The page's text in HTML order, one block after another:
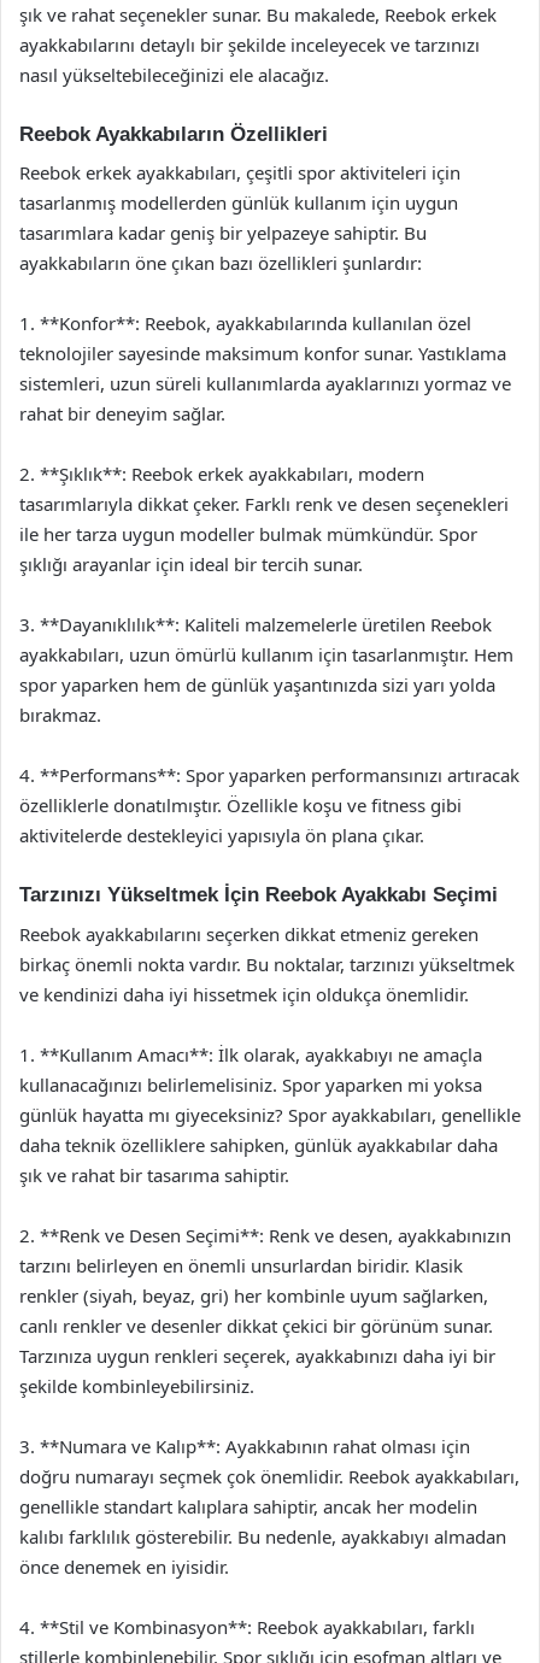
şık ve rahat seçenekler sunar. Bu makalede, Reebok erkek
ayakkabılarını detaylı bir şekilde inceleyecek ve tarzınızı
nasıl yükseltebileceğinizi ele alacağız.
Reebok Ayakkabıların Özellikleri
Reebok erkek ayakkabıları, çeşitli spor aktiviteleri için
tasarlanmış modellerden günlük kullanım için uygun
tasarımlara kadar geniş bir yelpazeye sahiptir. Bu
ayakkabıların öne çıkan bazı özellikleri şunlardır:
1. **Konfor**: Reebok, ayakkabılarında kullanılan özel
teknolojiler sayesinde maksimum konfor sunar. Yastıklama
sistemleri, uzun süreli kullanımlarda ayaklarınızı yormaz ve
rahat bir deneyim sağlar.
2. **Şıklık**: Reebok erkek ayakkabıları, modern
tasarımlarıyla dikkat çeker. Farklı renk ve desen seçenekleri
ile her tarza uygun modeller bulmak mümkündür. Spor
şıklığı arayanlar için ideal bir tercih sunar.
3. **Dayanıklılık**: Kaliteli malzemelerle üretilen Reebok
ayakkabıları, uzun ömürlü kullanım için tasarlanmıştır. Hem
spor yaparken hem de günlük yaşantınızda sizi yarı yolda
bırakmaz.
4. **Performans**: Spor yaparken performansınızı artıracak
özelliklerle donatılmıştır. Özellikle koşu ve fitness gibi
aktivitelerde destekleyici yapısıyla ön plana çıkar.
Tarzınızı Yükseltmek İçin Reebok Ayakkabı Seçimi
Reebok ayakkabılarını seçerken dikkat etmeniz gereken
birkaç önemli nokta vardır. Bu noktalar, tarzınızı yükseltmek
ve kendinizi daha iyi hissetmek için oldukça önemlidir.
1. **Kullanım Amacı**: İlk olarak, ayakkabıyı ne amaçla
kullanacağınızı belirlemelisiniz. Spor yaparken mi yoksa
günlük hayatta mı giyeceksiniz? Spor ayakkabıları, genellikle
daha teknik özelliklere sahipken, günlük ayakkabılar daha
şık ve rahat bir tasarıma sahiptir.
2. **Renk ve Desen Seçimi**: Renk ve desen, ayakkabınızın
tarzını belirleyen en önemli unsurlardan biridir. Klasik
renkler (siyah, beyaz, gri) her kombinle uyum sağlarken,
canlı renkler ve desenler dikkat çekici bir görünüm sunar.
Tarzınıza uygun renkleri seçerek, ayakkabınızı daha iyi bir
şekilde kombinleyebilirsiniz.
3. **Numara ve Kalıp**: Ayakkabının rahat olması için
doğru numarayı seçmek çok önemlidir. Reebok ayakkabıları,
genellikle standart kalıplara sahiptir, ancak her modelin
kalıbı farklılık gösterebilir. Bu nedenle, ayakkabıyı almadan
önce denemek en iyisidir.
4. **Stil ve Kombinasyon**: Reebok ayakkabıları, farklı
stillerle kombinlenebilir. Spor şıklığı için eşofman altları ve